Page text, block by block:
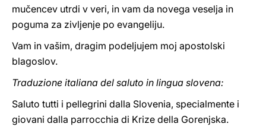
mučencev utrdi v veri, in vam da novega veselja in
poguma za zivljenje po evangeliju.
Vam in vašim, dragim podeljujem moj apostolski
blagoslov.
Traduzione italiana del saluto in lingua slovena:
Saluto tutti i pellegrini dalla Slovenia, specialmente i
giovani dalla parrocchia di Krize della Gorenjska.